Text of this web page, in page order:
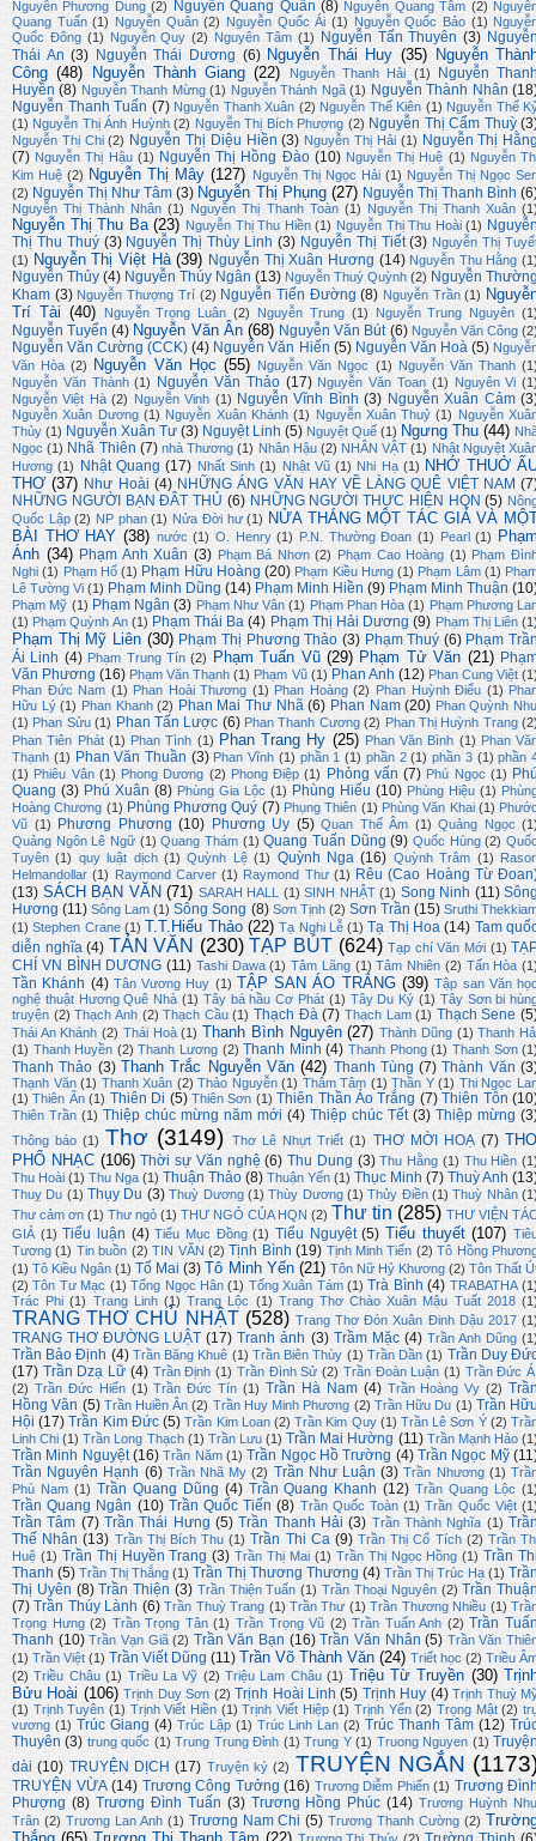
Nguyễn Phương Dung (2) Nguyễn Quang Quân (8) Nguyễn Quang Tâm (2)
Quang Tuấn (1) Nguyễn Quân (2) Nguyễn Quốc Ái (1) Nguyễn Quốc Bảo (1)
Quốc Đông (1) Nguyễn Quy (2) Nguyên Tâm (1) Nguyễn Tấn Thuyên (3)
Thái An (3) Nguyễn Thái Dương (6) Nguyễn Thái Huy (35)
Nguyễn
Công (48) Nguyễn Thành Giang (22) Nguyễn Thanh Hải (1)
Nguyễn
Huyền (8) Nguyễn Thanh Mừng (1) Nguyễn Thánh Ngã (1) Nguyễn Thành Nhân
Nguyễn Thanh Tuấn (7) Nguyễn Thanh Xuân (2) Nguyễn Thế Kiên (1) Nguyễn Thế
(1) Nguyễn Thị Ánh Huỳnh (2) Nguyễn Thị Bích Phượng (2) Nguyễn Thị Cẩm Thuỳ
Nguyễn Thị Chi (2) Nguyễn Thị Diệu Hiền (3) Nguyễn Thị Hải (1) Nguyễn Thị
(7) Nguyễn Thị Hậu (1) Nguyễn Thị Hồng Đào (10) Nguyễn Thị Huệ (1) Nguyễn
Kim Huệ (2) Nguyễn Thị Mây (127) Nguyễn Thị Ngọc Hải (1) Nguyễn Thị Ngọc
(2) Nguyễn Thị Như Tâm (3) Nguyễn Thị Phụng (27) Nguyễn Thị Thanh Bình
Nguyễn Thị Thành Nhân (1) Nguyễn Thị Thanh Toàn (1) Nguyễn Thị Thanh Xuân
Nguyễn Thị Thu Ba (23) Nguyễn Thị Thu Hiền (1) Nguyễn Thị Thu Hoài (1)
Thị Thu Thuý (3) Nguyễn Thị Thùy Linh (3) Nguyễn Thị Tiết (3) Nguyễn Thị
(1) Nguyễn Thị Việt Hà (39) Nguyễn Thị Xuân Hương (14) Nguyễn Thu Hằng
Nguyễn Thủy (4) Nguyễn Thúy Ngân (13) Nguyễn Thuý Quỳnh (2) Nguyễn
Kham (3) Nguyễn Thượng Trí (2) Nguyễn Tiến Đường (8) Nguyễn Trần (1)
Trí Tài (40) Nguyễn Trọng Luân (2) Nguyễn Trung (1) Nguyễn Trung Nguyên
Nguyễn Tuyển (4) Nguyễn Văn Ân (68) Nguyễn Văn Bút (6) Nguyễn Văn Công
Nguyễn Văn Cường (CCK) (4) Nguyễn Văn Hiến (5) Nguyễn Văn Hoà (5)
Văn Hòa (2) Nguyễn Văn Học (55) Nguyễn Văn Ngọc (1) Nguyễn Văn Thanh
Nguyễn Văn Thành (1) Nguyễn Văn Thảo (17) Nguyễn Văn Toan (1) Nguyên Vi
Nguyễn Việt Hà (2) Nguyễn Vinh (1) Nguyễn Vĩnh Bình (3) Nguyễn Xuân Cảm
Nguyễn Xuân Dương (1) Nguyễn Xuân Khánh (1) Nguyễn Xuân Thuỷ (1) Nguyễn
Thủy (1) Nguyễn Xuân Tư (3) Nguyệt Linh (5) Nguyệt Quế (1) Ngưng Thu (44)
Ngọc (1) Nhã Thiên (7) nhà Thương (1) Nhân Hậu (2) NHÂN VẬT (1) Nhật Nguyệt
Hương (1) Nhật Quang (17) Nhất Sinh (1) Nhật Vũ (1) Nhi Hạ (1) NHỚ THUỞ
THƠ (37) Như Hoài (4) NHỮNG ÁNG VĂN HAY VỀ LÀNG QUÊ VIỆT NAM
NHỮNG NGƯỜI BẠN ĐÂT THỦ (6) NHỮNG NGƯỜI THỰC HIỆN HQN (5)
Quốc Lập (2) NP phan (1) Nửa Đời hư (1) NỬA THÁNG MỘT TÁC GIẢ VÀ
BÀI THƠ HAY (38) nước (1) O. Henry (1) P.N. Thường Đoan (1) Pearl (1)
Ánh (34) Phạm Anh Xuân (3) Phạm Bá Nhơn (2) Phạm Cao Hoàng (1) Phạm
Nghi (1) Phạm Hổ (1) Phạm Hữu Hoàng (20) Phạm Kiều Hưng (1) Phạm Lâm (1)
Lê Tường Vi (1) Phạm Minh Dũng (14) Phạm Minh Hiền (9) Phạm Minh Thuận
Phạm Mỹ (1) Phạm Ngân (3) Phạm Như Vân (1) Phạm Phan Hòa (1) Phạm Phương
(1) Phạm Quỳnh An (1) Phạm Thái Ba (4) Phạm Thị Hải Dương (9) Phạm Thị Liên
Phạm Thị Mỹ Liên (30) Phạm Thị Phương Thảo (3) Phạm Thuý (6) Phạm
Ái Linh (4) Phạm Trung Tín (2) Phạm Tuấn Vũ (29) Phạm Tử Văn (21)
Văn Phương (16) Phạm Văn Thạnh (1) Phạm Vũ (1) Phan Anh (12) Phan Cung Việt
Phan Đức Nam (1) Phan Hoài Thương (1) Phan Hoàng (2) Phan Huỳnh Điểu (1)
Hữu Lý (1) Phan Khanh (2) Phan Mai Thư Nhã (6) Phan Nam (20) Phan Quỳnh
(1) Phan Sửu (1) Phan Tấn Lược (6) Phan Thanh Cương (2) Phan Thị Huỳnh Trang
Phan Tiên Phát (1) Phan Tình (1) Phan Trang Hy (25) Phan Văn Bình (1) Phan
Thạnh (1) Phan Văn Thuần (3) Phan Vĩnh (1) phần 1 (1) phần 2 (1) phần 3 (1) phần
(1) Phiêu Vân (1) Phong Dương (2) Phong Điệp (1) Phỏng vấn (7) Phú Ngọc (1)
Quang (3) Phú Xuân (8) Phùng Gia Lộc (1) Phùng Hiếu (10) Phùng Hiệu (1)
Hoàng Chương (1) Phùng Phương Quý (7) Phụng Thiên (1) Phùng Văn Khai (1)
Vũ (1) Phương Phương (10) Phương Uy (5) Quan Thế Âm (1) Quảng Ngọc
Quảng Ngôn Lê Ngữ (1) Quang Thám (1) Quang Tuấn Dũng (9) Quốc Hùng (2)
Tuyên (1) quy luật dịch (1) Quỳnh Lệ (1) Quỳnh Nga (16) Quỳnh Trâm (1)
Helmandollar (1) Raymond Carver (1) Raymond Thư (1) Rêu (Cao Hoàng Từ
(13) SÁCH BẠN VĂN (71) SARAH HALL (1) SINH NHẬT (1) Song Ninh (11)
Hương (11) Sông Lam (1) Sông Song (8) Sơn Tịnh (2) Sơn Trần (15) Sruthi
(1) Stephen Crane (1) T.T.Hiếu Thảo (22) Tạ Nghi Lễ (1) Tạ Thị Hoa (14) Tam
diễn nghĩa (4) TẢN VĂN (230) TẠP BÚT (624) Tạp chí Văn Mới (1)
CHÍ VN BÌNH DƯƠNG (11) Tashi Dawa (1) Tâm Lãng (1) Tâm Nhiên (2) Tấn Hòa
Tần Khánh (4) Tân Vương Huy (1) TẬP SAN ÁO TRẮNG (39) Tập san Văn
nghệ thuật Hương Quê Nhà (1) Tây bá hầu Cơ Phát (1) Tây Du Ký (1) Tây Sơn bi
truyện (2) Thạch Anh (2) Thạch Cầu (1) Thạch Đà (7) Thạch Lam (1) Thạch Sene
Thái An Khánh (2) Thái Hoà (1) Thanh Bình Nguyên (27) Thành Dũng (1) Thanh
(1) Thanh Huyền (2) Thanh Lương (2) Thanh Minh (4) Thanh Phong (1) Thanh Sơn
Thanh Thảo (3) Thanh Trắc Nguyễn Văn (42) Thanh Tùng (7) Thành Văn
Thạnh Văn (1) Thanh Xuân (2) Thảo Nguyễn (1) Thâm Tâm (1) Thần Y (1) Thi Ngọc
(1) Thiên Ân (1) Thiên Di (5) Thiên Sơn (1) Thiên Thần Áo Trắng (7) Thiên Tôn
Thiên Trần (1) Thiệp chúc mừng năm mới (4) Thiệp chúc Tết (3) Thiệp mừng
Thông báo (1) Thơ (3149) Thơ Lê Nhựt Triết (1) THƠ MỜI HOẠ (7)
PHỔ NHẠC (106) Thời sự Văn nghệ (6) Thu Dung (3) Thu Hằng (1) Thu Hiền
Thu Hoài (1) Thu Nga (1) Thuận Thảo (8) Thuận Yến (1) Thục Minh (7) Thuỳ Anh
Thuỵ Du (1) Thụy Du (3) Thuỳ Dương (1) Thùy Dương (1) Thủy Điền (1) Thuỳ Nhân
Thư cảm ơn (1) Thư ngỏ (1) THƯ NGỎ CỦA HQN (2) Thư tin (285) THƯ VIỆN
GIẢ (1) Tiểu luận (4) Tiểu Mục Đồng (1) Tiểu Nguyệt (5) Tiểu thuyết (107)
Tương (1) Tin buồn (2) TIN VĂN (2) Tịnh Bình (19) Tịnh Minh Tiến (2) Tô Hồng
(1) Tô Kiều Ngân (1) Tố Mai (3) Tô Minh Yến (21) Tôn Nữ Hỷ Khương (2) Tôn Thất
(2) Tôn Tư Mạc (1) Tống Ngọc Hân (1) Tống Xuân Tám (1) Trà Bình (4) TRABATHA
Trác Phi (1) Trang Linh (1) Trang Lộc (1) Trang Thơ Chào Xuân Mậu Tuất 2018
TRANG THƠ CHỦ NHẬT (528) Trang Thơ Đón Xuân Đinh Dậu 2017
TRANG THƠ ĐƯỜNG LUẬT (17) Tranh ảnh (3) Trầm Mặc (4) Trần Anh Dũng
Trần Bảo Định (4) Trần Băng Khuê (1) Trần Biên Thùy (1) Trần Dần (1) Trần Duy
(17) Trần Dzạ Lữ (4) Trần Định (1) Trần Đình Sử (2) Trần Đoàn Luận (1) Trần Đức
(2) Trần Đức Hiển (1) Trần Đức Tín (1) Trần Hà Nam (4) Trần Hoàng Vy (2)
Hồng Vân (5) Trần Huiền Ân (2) Trần Huy Minh Phương (2) Trần Hữu Du (1) Trần
Hội (17) Trần Kim Đức (5) Trần Kim Loan (2) Trần Kim Quy (1) Trần Lê Sơn Ý (2)
Linh Chi (1) Trần Long Thạch (1) Trần Lưu (1) Trần Mai Hường (11) Trần Mạnh Hảo
Trần Minh Nguyệt (16) Trần Năm (1) Trần Ngọc Hồ Trường (4) Trần Ngọc Mỹ
Trần Nguyên Hạnh (6) Trần Nhã My (2) Trần Như Luận (3) Trần Nhương (1)
Phù Nam (1) Trần Quang Dũng (4) Trần Quang Khanh (12) Trần Quang Lộc
Trần Quang Ngân (10) Trần Quốc Tiến (8) Trần Quốc Toàn (1) Trần Quốc Việt
Trần Tâm (7) Trần Thái Hưng (5) Trần Thanh Hải (3) Trần Thành Nghĩa (1)
Thế Nhân (13) Trần Thị Bích Thu (1) Trần Thi Ca (9) Trần Thị Cổ Tích (2) Trần
Huệ (1) Trần Thị Huyền Trang (3) Trần Thị Mai (1) Trần Thị Ngọc Hồng (1) Trần
Thanh (5) Trần Thị Thắng (1) Trần Thị Thương Thương (4) Trần Thị Trúc Hạ (1)
Thị Uyên (8) Trần Thiện (3) Trần Thiện Tuấn (1) Trần Thoại Nguyên (2) Trần
(7) Trần Thúy Lành (6) Trần Thuỳ Trang (1) Trần Thư (1) Trần Thương Nhiều (1)
Trọng Hưng (2) Trần Trọng Tân (1) Trần Trọng Vũ (2) Trần Tuấn Anh (2) Trần
Thanh (10) Trần Vạn Giã (2) Trần Văn Bạn (16) Trần Văn Nhân (5) Trần Văn
(1) Trần Việt (1) Trần Viết Dũng (11) Trần Võ Thành Văn (24) Triết học (2) Triều
(2) Triều Châu (1) Triều La Vỹ (2) Triệu Lam Châu (1) Triệu Từ Truyền (30)
Bửu Hoài (106) Trịnh Duy Sơn (2) Trịnh Hoài Linh (5) Trịnh Huy (4) Trịnh Thuỳ
(1) Trịnh Tuyên (1) Trịnh Viết Hiền (1) Trịnh Viết Hiệp (1) Trịnh Yến (2) Trọng Mật (2)
vương (1) Trúc Giang (4) Trúc Lập (1) Trúc Linh Lan (2) Trúc Thanh Tâm (12)
Thuyên (3) trung quốc (1) Trung Trung Đỉnh (1) Trung Y (1) Truong Nguyen (1)
dài (10) TRUYỆN DỊCH (17) Truyện ký (2) TRUYỆN NGẮN
TRUYỆN VỪA (14) Trương Công Tưởng (16) Trương Diễm Phiến (1) Trương
Phượng (8) Trương Đình Tuấn (3) Trương Hồng Phúc (14) Trương Huỳnh
Trân (2) Trương Lan Anh (1) Trương Nam Chi (5) Trương Thanh Cường (2)